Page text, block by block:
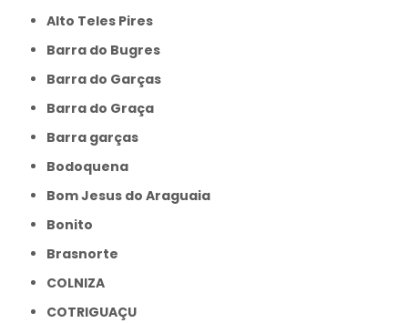
Alto Teles Pires
Barra do Bugres
Barra do Garças
Barra do Graça
Barra garças
Bodoquena
Bom Jesus do Araguaia
Bonito
Brasnorte
COLNIZA
COTRIGUAÇU